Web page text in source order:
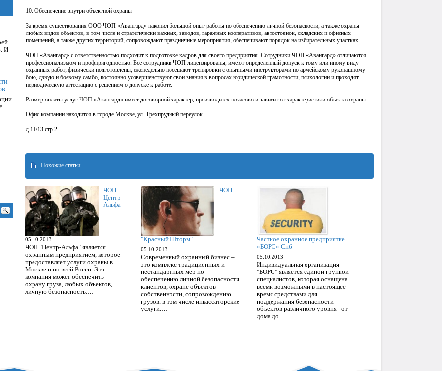
10. Обеспечение внутри объектной охраны
За время существования ООО ЧОП «Авангард» накопил большой опыт работы по обеспечению личной безопасности, а также охраны
любых видов объектов, в том числе и стратегически важных, заводов, гаражных кооперативов, автостоянок, складских и офисных
помещений, а также других территорий, сопровождают праздничные мероприятия, обеспечивают порядок на избирательных участках.
ЧОП «Авангард» с ответственностью подходит к подготовке кадров для своего предприятия. Сотрудники ЧОП «Авангард» отличаются
профессионализмом и профпригодностью. Все сотрудники ЧОП лицензированы, имеют определенный допуск к тому или иному виду
охранных работ; физически подготовлены, еженедельно посещают тренировки с опытными инструкторами по армейскому рукопашному
бою, дзюдо и боевому самбо, постоянно усовершенствуют свои знания в вопросах юридической грамотности, психологии и проходят
периодическую аттестацию с решением о допуске к работе.
Размер оплаты услуг ЧОП «Авангард» имеет договорной характер, производится почасово и зависит от характеристики объекта охраны.
Офис компании находится в городе Москве, ул. Трехпрудный переулок
д.11/13 стр.2
Похожие статьи
ЧОП
Центр-
Альфа
05.10.2013
ЧОП "Центр-Альфа" является
охранным предприятием, которое
предоставляет услуги охраны в
Москве и по всей Росси. Эта
компания может обеспечить
охрану груза, любых объектов,
личную безопасность.…
ЧОП
"Красный Шторм"
05.10.2013
Современный охранный бизнес –
это комплекс традиционных и
нестандартных мер по
обеспечению личной безопасности
клиентов, охране объектов
собственности, сопровождению
грузов, в том числе инкассаторские
услуги.…
Частное охранное предприятие
«БОРС» Спб
05.10.2013
Индивидуальная организация
"БОРС" является единой группой
специалистов, которая оснащена
всеми возможными в настоящее
время средствами для
поддержания безопасности
объектов различного уровня - от
дома до…
И